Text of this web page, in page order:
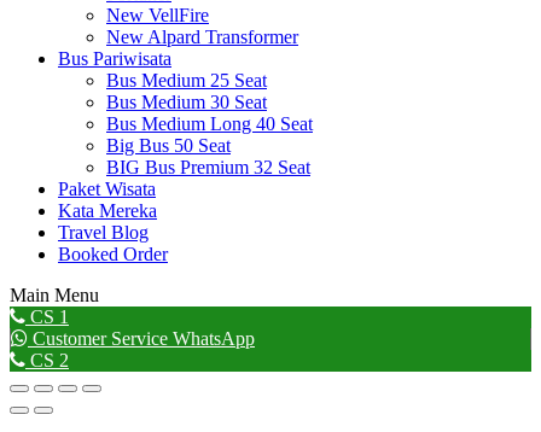
New VellFire
New Alpard Transformer
Bus Pariwisata
Bus Medium 25 Seat
Bus Medium 30 Seat
Bus Medium Long 40 Seat
Big Bus 50 Seat
BIG Bus Premium 32 Seat
Paket Wisata
Kata Mereka
Travel Blog
Booked Order
Main Menu
Go
to
Top
CS 1
Customer Service WhatsApp
CS 2